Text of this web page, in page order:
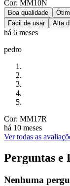
Cor: MM10N
Boa qualidade
Fácil de usar
Alta
há 6 meses
pedro
Cor: MM17R
há 10 meses
Ver todas as
Perguntas e
Nenhuma